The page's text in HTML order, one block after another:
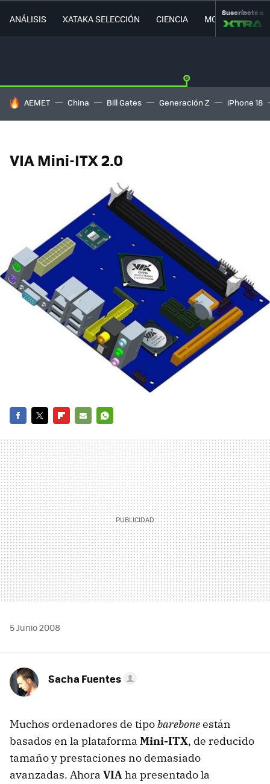
ANÁLISIS XATAKA SELECCIÓN CIENCIA MOVILIDAD
Suscríbete a
HOY SE HABLA DE
AEMET China Bill Gates Generación Z iPhone 18
VIA Mini-ITX 2.0
MAIL
5 Junio 2008
Sacha Fuentes
Muchos ordenadores de tipobareboneestán
basados en la plataforma Mini-ITX, de reducido
tamaño y prestaciones no demasiado
avanzadas. Ahora VIAha presentado la